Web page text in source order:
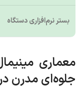
بستر نرم‌افزاری دستگاه
جلوه‌ای مدرن